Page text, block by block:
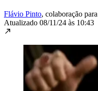
Flávio Pinto, colaboração
Atualizado 08/11/24 às 10:43